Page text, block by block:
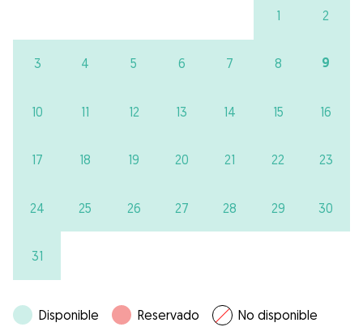
1 2
3 4 5 6 7 8 9
10 11 12 13 14 15 16
17 18 19 20 21 22 23
24 25 26 27 28 29 30
31
Disponible Reservado No disponible